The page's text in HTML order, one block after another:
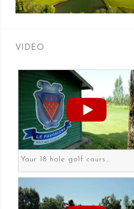
VIDEO
Your 18 hole golf course in Prato the gateway to Florence